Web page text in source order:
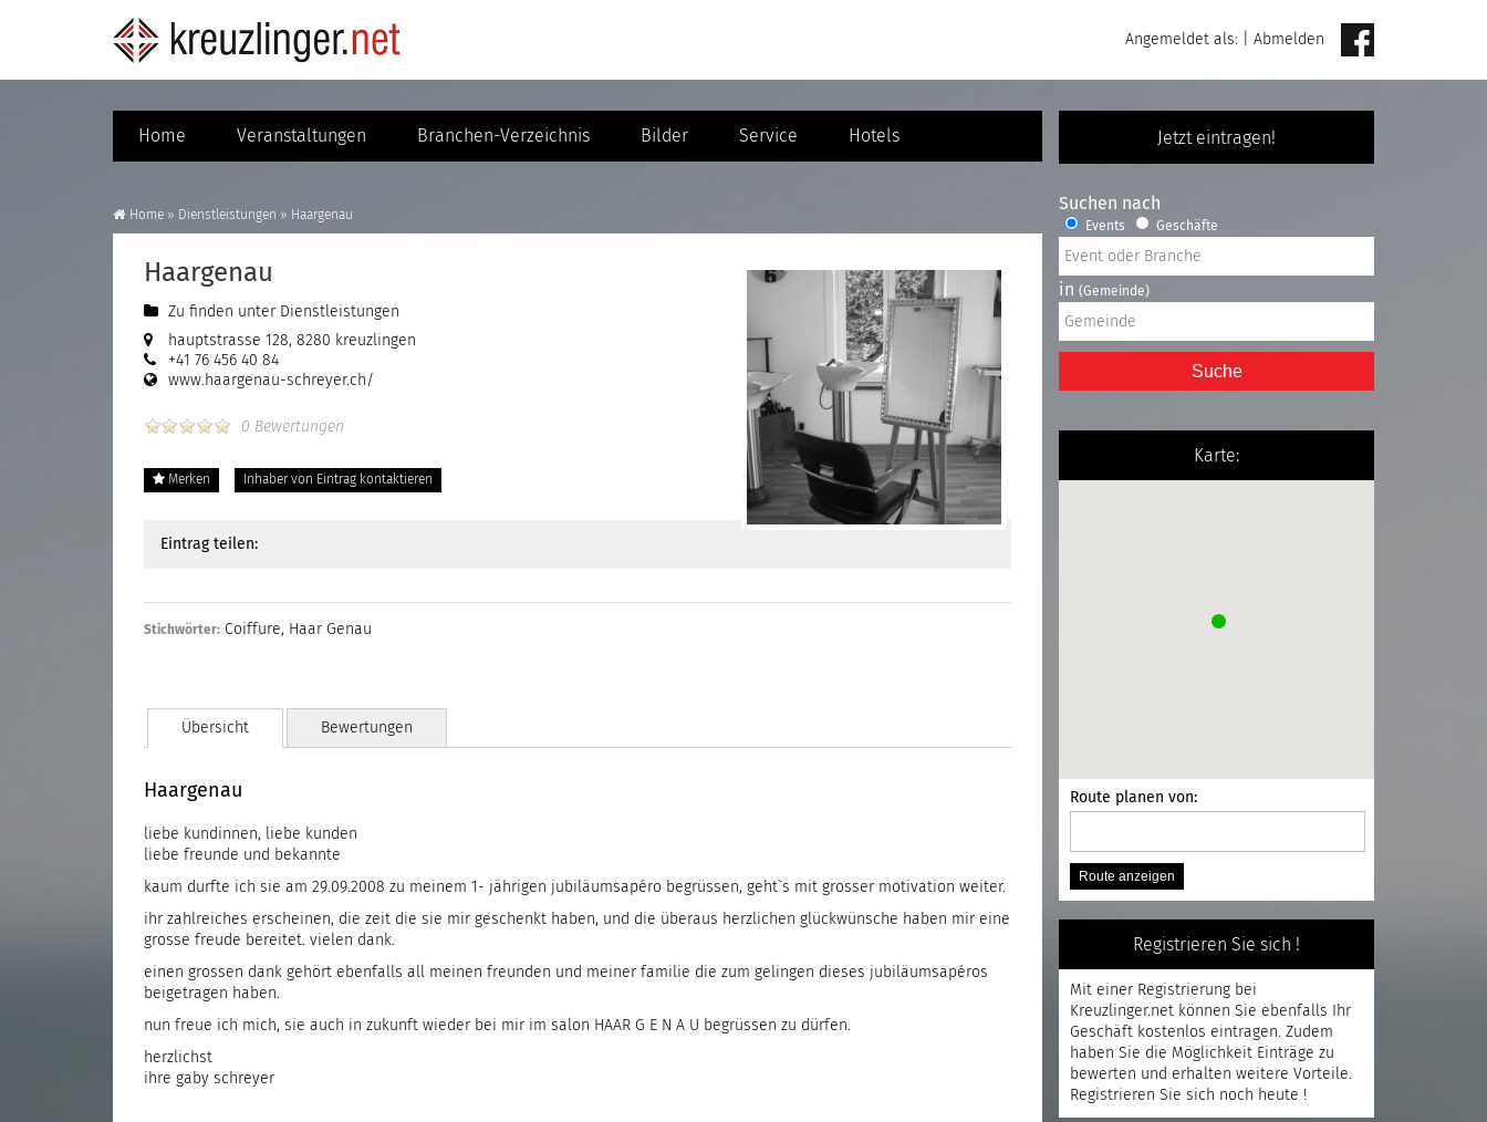
Angemeldet als: Abmelden
Jetzt eintragen!
Home Veranstaltungen Branchen-Verzeichnis Bilder Service Hotels
Home » Dienstleistungen » Haargenau
Haargenau
Zu finden unter Dienstleistungen
hauptstrasse 128, 8280 kreuzlingen
+41 76 456 40 84
www.haargenau-schreyer.ch/
0 Bewertungen
Merken Inhaber von Eintrag kontaktieren
Eintrag teilen:
Stichwörter: Coiffure, Haar Genau
Übersicht Bewertungen
Haargenau
liebe kundinnen, liebe kunden
liebe freunde und bekannte
kaum durfte ich sie am 29.09.2008 zu meinem 1- jährigen jubiläumsapéro begrüssen, geht`s mit grosser motivation weiter.
ihr zahlreiches erscheinen, die zeit die sie mir geschenkt haben, und die überaus herzlichen glückwünsche haben mir eine
grosse freude bereitet. vielen dank.
einen grossen dank gehört ebenfalls all meinen freunden und meiner familie die zum gelingen dieses jubiläumsapéros
beigetragen haben.
nun freue ich mich, sie auch in zukunft wieder bei mir im salon HAAR G E N A U begrüssen zu dürfen.
herzlichst
ihre gaby schreyer
Suchen nach
Events Geschäfte
in (Gemeinde)
Suche
Karte:
Route planen von:
Registrieren Sie sich !
Mit einer Registrierung bei
Kreuzlinger.net können Sie ebenfalls Ihr
Geschäft kostenlos eintragen. Zudem
haben Sie die Möglichkeit Einträge zu
bewerten und erhalten weitere Vorteile.
Registrieren Sie sich noch heute !